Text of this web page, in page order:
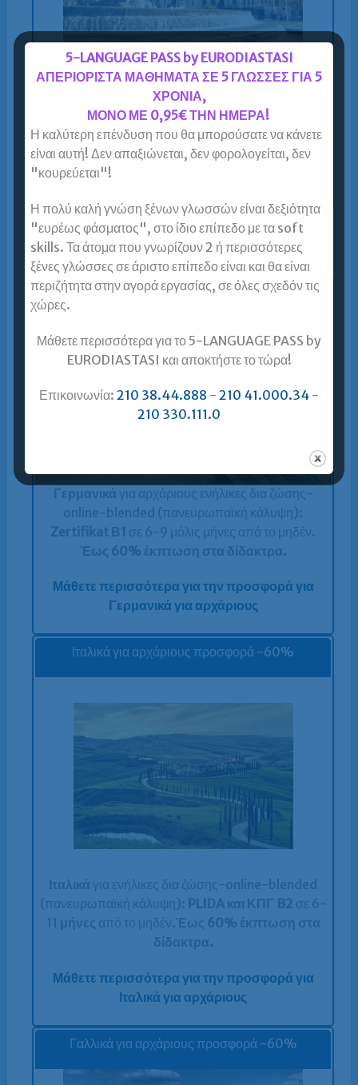
Ισπανικάγια ενήλικες δια ζώσης-online-blended
(πανευρωπαϊκή κάλυψη): DELE και ΚΠΓ Β2
από το μηδέν.Έως 60% έκπτωση στα
δίδακτρα.
Μάθετε περισσότερα για την προσφορά για
Γερμανικά – αρχάριοι προσφορά -60%
Γερμανικά για αρχάριους ενήλικες δια ζώσης-
online-blended (πανευρωπαϊκή κάλυψη):
Zertifikat Β1 σε 6-9 μόλις μήνες από το μηδέν.
Έως 60% έκπτωση στα δίδακτρα.
Μάθετε περισσότερα για την προσφορά για
Γερμανικά για αρχάριους
Ιταλικά για αρχάριους προσφορά -60%
Ιταλικά για ενήλικες δια ζώσης-online-blended
(πανευρωπαϊκή κάλυψη): PLIDA και ΚΠΓ B2 σε 6-
11 μήνες από το μηδέν.Έως 60% έκπτωση στα
δίδακτρα.
Μάθετε περισσότερα για την προσφορά για
Ιταλικά για αρχάριους
Γαλλικά για αρχάριους προσφορά -60%
5-LANGUAGE PASS by EURODIASTASI
ΑΠΕΡΙΟΡΙΣΤΑ ΜΑΘΗΜΑΤΑ ΣΕ 5 ΓΛΩΣΣΕΣ ΓΙΑ 5
ΧΡΟΝΙΑ,
ΜΟΝΟ ΜΕ 0,95€ ΤΗΝ ΗΜΕΡΑ!
Η καλύτερη επένδυση που θα μπορούσατε να κάνετε
είναι αυτή! Δεν απαξιώνεται, δεν φορολογείται, δεν
"κουρεύεται"!
Η πολύ καλή γνώση ξένων γλωσσών είναι δεξιότητα
"ευρέως φάσματος", στο ίδιο επίπεδο με τα soft
skills. Τα άτομα που γνωρίζουν 2 ή περισσότερες
ξένες γλώσσες σε άριστο επίπεδο είναι και θα είναι
περιζήτητα στην αγορά εργασίας, σε όλες σχεδόν τις
χώρες.
Μάθετε περισσότερα για το 5-LANGUAGE PASS by
EURODIASTASI και αποκτήστε το τώρα!
Επικοινωνία: 210 38.44.888 - 210 41.000.34 -
210 330.111.0